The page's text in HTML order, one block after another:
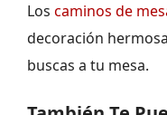
Los caminos de
decoración
buscas a tu mesa.